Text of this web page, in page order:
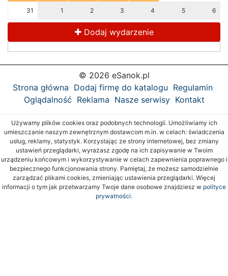
31 1 2 3 4 5 6
Dodaj wydarzenie
© 2026 eSanok.pl
Strona główna Dodaj firmę do katalogu Regulamin
Oglądalność Reklama Nasze serwisy Kontakt
Używamy plików cookies oraz podobnych technologii. Umożliwiamy ich
umieszczanie naszym zewnętrznym dostawcom m.in. w celach: świadczenia
usług, reklamy, statystyk. Korzystając ze strony internetowej, bez zmiany
ustawień przeglądarki, wyrażasz zgodę na ich zapisywanie w Twoim
urządzeniu końcowym i wykorzystywanie w celach zapewnienia poprawnego i
bezpiecznego funkcjonowania strony. Pamiętaj, że możesz samodzielnie
zarządzać plikami cookies, zmieniając ustawienia przeglądarki. Więcej
informacji o tym jak przetwarzamy Twoje dane osobowe znajdziesz w polityce
prywatności.